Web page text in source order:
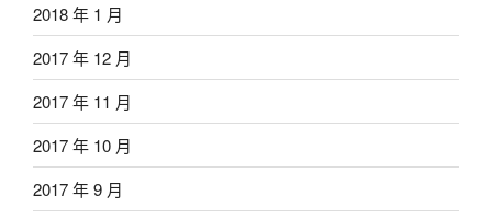
2018 年 1 月
2017 年 12 月
2017 年 11 月
2017 年 10 月
2017 年 9 月